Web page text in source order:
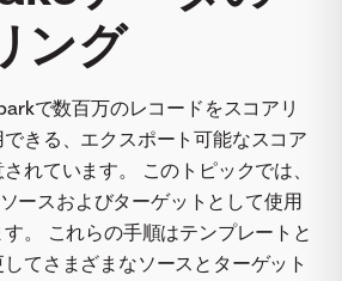
ング
で数百万のレコードをスコアリ
きる、エクスポート可能なスコア
れています。 このトピックでは、
ースおよびターゲットとして使用
。 これらの手順はテンプレートと
てさまざまなソースとターゲット